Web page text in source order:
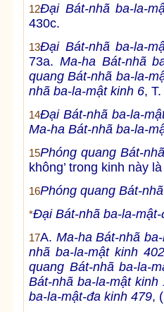
12Đại Bát-nhã ba-la-
430c.
13Đại Bát-nhã ba-la-
73a. Ma-ha Bát-nhã
quang Bát-nhã ba-la-
nhã ba-la-mật kinh 6,
14Đại Bát-nhã ba-la-
Ma-ha Bát-nhã ba-la-
15Phóng quang Bát-
không’ trong kinh này
16Phóng quang Bát-
*Đại Bát-nhã ba-la-
17A. Ma-ha Bát-nhã
nhã ba-la-mật kinh 402
quang Bát-nhã ba-la-
Bát-nhã ba-la-mật kinh
ba-la-mật-đa kinh 479,